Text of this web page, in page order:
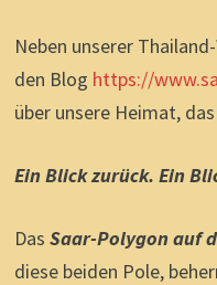
Neben unserer
den Blog https://
über unsere Heimat,
Ein Blick zurück. Ein
Das Saar-Polygon auf
diese beiden Pole,